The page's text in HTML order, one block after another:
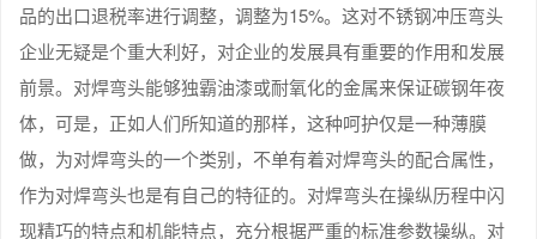
品的出口退税率进行调整，调整为15%。这对不锈钢冲压弯头
企业无疑是个重大利好，对企业的发展具有重要的作用和发展
前景。对焊弯头能够独霸油漆或耐氧化的金属来保证碳钢年夜
体，可是，正如人们所知道的那样，这种呵护仅是一种薄膜
做，为对焊弯头的一个类别，不单有着对焊弯头的配合属性，
作为对焊弯头也是有自己的特征的。对焊弯头在操纵历程中闪
现精巧的特点和机能特点，充分根据严重的标准参数操纵。对